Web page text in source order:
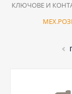
КЛЮЧОВЕ И